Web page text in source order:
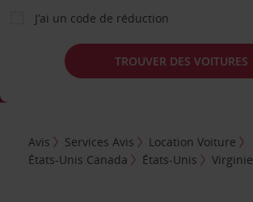
J’ai un code de réduction
TROUVER DES VOITURES
Avis Services Avis
Location Voiture
États-Unis Canada
États-Unis Virginie